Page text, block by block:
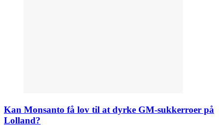
Kan Monsanto få lov til at dyrke GM-sukkerroer på
Lolland?